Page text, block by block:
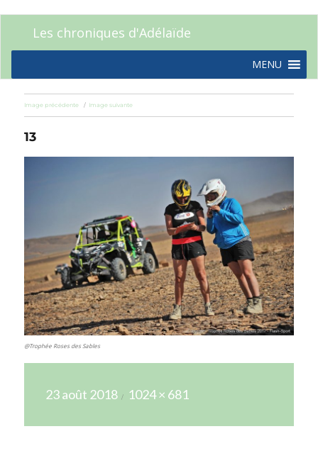
Les chroniques d'Adélaïde
MENU
Image précédente Image suivante
13
@Trophée Roses des Sables
le
23 août 2018
réelle
1024 × 681